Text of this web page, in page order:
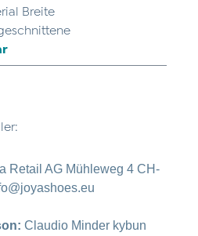
Breite
Retail AG Mühleweg 4 CH-
Claudio Minder kybun